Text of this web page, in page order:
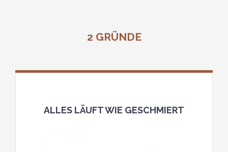
2 GRÜNDE
ALLES LÄUFT WIE GESCHMIERT